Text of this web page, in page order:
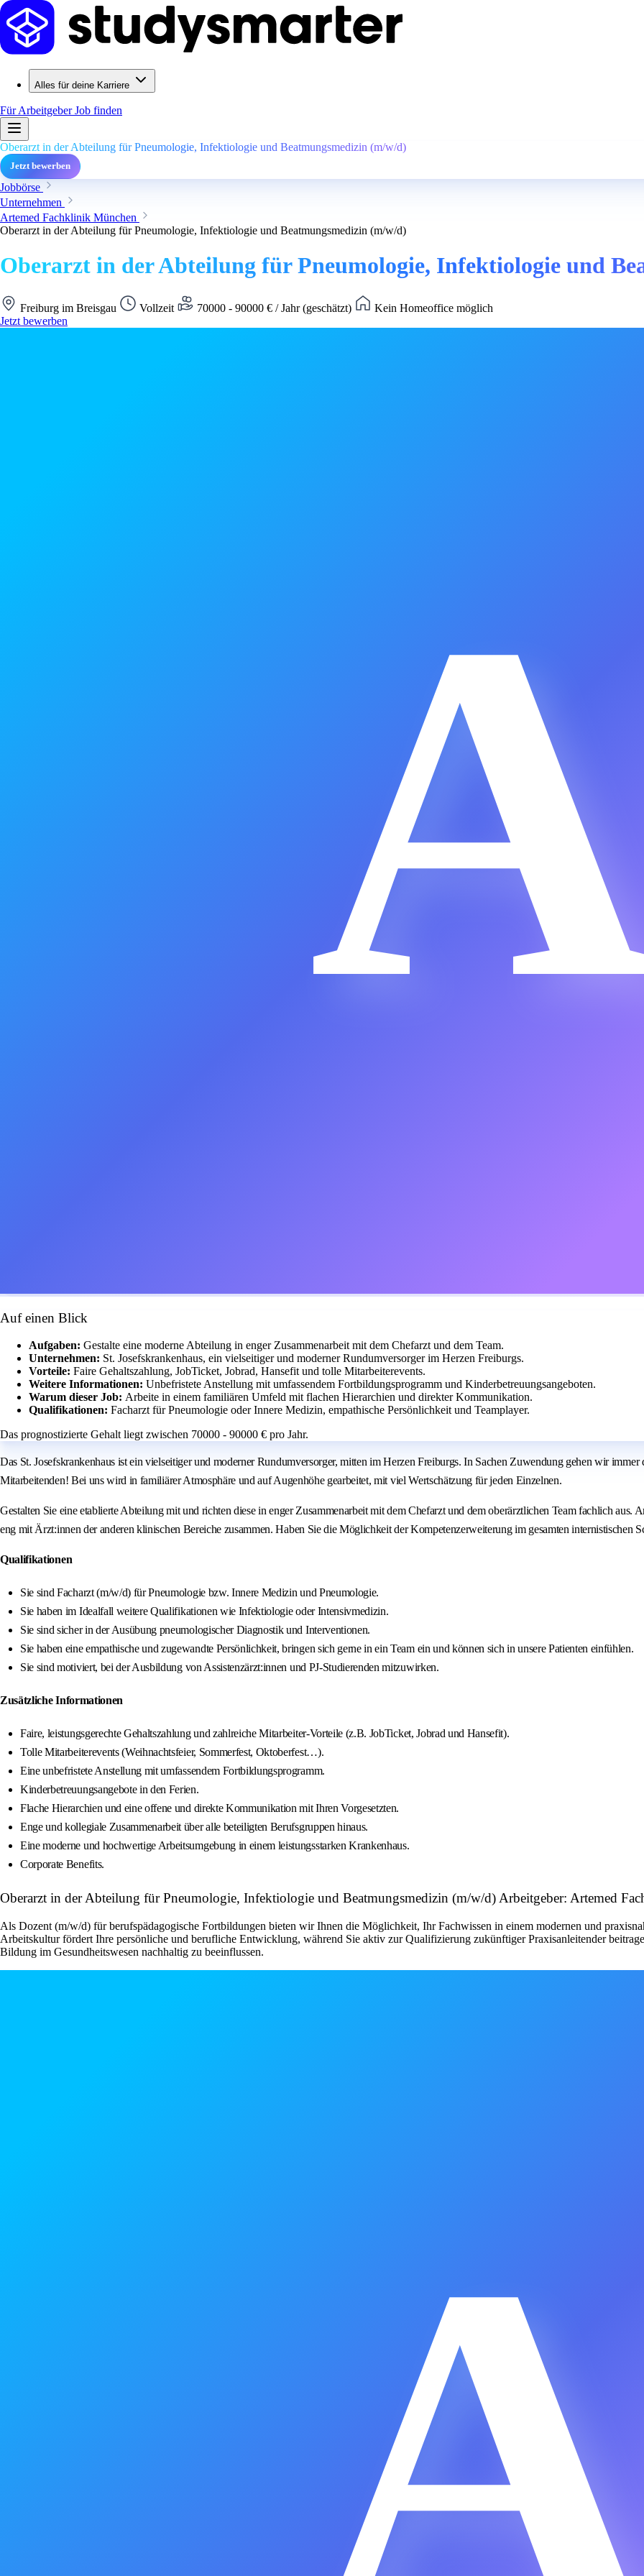
Alles für deine Karriere
Für ArbeitgeberJob finden
Oberarzt in der Abteilung für Pneumologie, Infektiologie und Beatmungsmedizin (m/w/d)
Jetzt bewerben
Jobbörse
Unternehmen
Artemed Fachklinik München
Oberarzt in der Abteilung für Pneumologie, Infektiologie und Beatmungsmedizin (m/w/d)
Oberarzt in der Abteilung für Pneumologie, Infektiologie und
Freiburg im Breisgau Vollzeit 70000 - 90000 € / Jahr (geschätzt)
Kein Homeoffice möglich
Jetzt bewerben
Auf einen Blick
Aufgaben: Gestalte eine moderne Abteilung in enger Zusammenarbeit mit dem Chefarzt und dem Team.
Unternehmen: St. Josefskrankenhaus, ein vielseitiger und moderner Rundumversorger im Herzen Freiburgs.
Vorteile: Faire Gehaltszahlung, JobTicket, Jobrad, Hansefit und tolle Mitarbeiterevents.
Weitere Informationen: Unbefristete Anstellung mit umfassendem Fortbildungsprogramm und Kinderbetreuungsangeboten.
Warum dieser Job: Arbeite in einem familiären Umfeld mit flachen Hierarchien und direkter Kommunikation.
Qualifikationen: Facharzt für Pneumologie oder Innere Medizin, empathische Persönlichkeit und Teamplayer.
Das prognostizierte Gehalt liegt zwischen 70000 - 90000 € pro Jahr.
Das St. Josefskrankenhaus ist ein vielseitiger und moderner Rundumversorger, mitten im Herzen Freiburgs. In Sachen Zuwendung gehen wir
Mitarbeitenden! Bei uns wird in familiärer Atmosphäre und auf Augenhöhe gearbeitet, mit viel Wertschätzung für jeden Einzelnen.
Gestalten Sie eine etablierte Abteilung mit und richten diese in enger Zusammenarbeit mit dem Chefarzt und dem oberärztlichen Team fachlich aus.
eng mit Ärzt:innen der anderen klinischen Bereiche zusammen. Haben Sie die Möglichkeit der Kompetenzerweiterung im gesamten internistischen
Qualifikationen
Sie sind Facharzt (m/w/d) für Pneumologie bzw. Innere Medizin und Pneumologie.
Sie haben im Idealfall weitere Qualifikationen wie Infektiologie oder Intensivmedizin.
Sie sind sicher in der Ausübung pneumologischer Diagnostik und Interventionen.
Sie haben eine empathische und zugewandte Persönlichkeit, bringen sich gerne in ein Team ein und können sich in unsere Patienten einfühlen.
Sie sind motiviert, bei der Ausbildung von Assistenzärzt:innen und PJ-Studierenden mitzuwirken.
Zusätzliche Informationen
Faire, leistungsgerechte Gehaltszahlung und zahlreiche Mitarbeiter-Vorteile (z.B. JobTicket, Jobrad und Hansefit).
Tolle Mitarbeiterevents (Weihnachtsfeier, Sommerfest, Oktoberfest…).
Eine unbefristete Anstellung mit umfassendem Fortbildungsprogramm.
Kinderbetreuungsangebote in den Ferien.
Flache Hierarchien und eine offene und direkte Kommunikation mit Ihren Vorgesetzten.
Enge und kollegiale Zusammenarbeit über alle beteiligten Berufsgruppen hinaus.
Eine moderne und hochwertige Arbeitsumgebung in einem leistungsstarken Krankenhaus.
Corporate Benefits.
Oberarzt in der Abteilung für Pneumologie, Infektiologie und Beatmungsmedizin (m/w/d) Arbeitgeber: Artemed
Als Dozent (m/w/d) für berufspädagogische Fortbildungen bieten wir Ihnen die Möglichkeit, Ihr Fachwissen in einem modernen und
Arbeitskultur fördert Ihre persönliche und berufliche Entwicklung, während Sie aktiv zur Qualifizierung zukünftiger Praxisanleitender
Bildung im Gesundheitswesen nachhaltig zu beeinflussen.